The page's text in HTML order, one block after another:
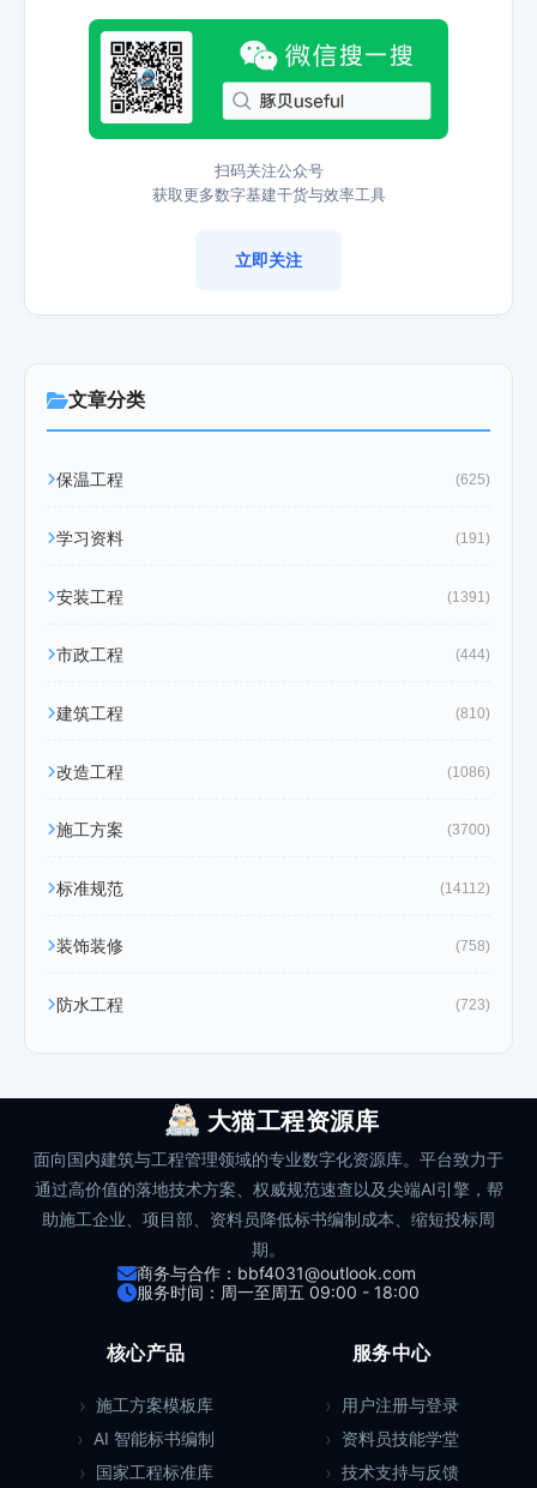
扫码关注公众号
获取更多数字基建干货与效率工具
立即关注
文章分类
保温工程 (625)
学习资料 (191)
安装工程 (1391)
市政工程 (444)
建筑工程 (810)
改造工程 (1086)
施工方案 (3700)
标准规范 (14112)
装饰装修 (758)
防水工程 (723)
大猫工程资源库
面向国内建筑与工程管理领域的专业数字化资源库。平台致力于
通过高价值的落地技术方案、权威规范速查以及尖端AI引擎，帮
助施工企业、项目部、资料员降低标书编制成本、缩短投标周
期。
商务与合作：bbf4031@outlook.com
服务时间：周一至周五 09:00 - 18:00
核心产品
施工方案模板库
AI 智能标书编制
国家工程标准库
服务中心
用户注册与登录
资料员技能学堂
技术支持与反馈